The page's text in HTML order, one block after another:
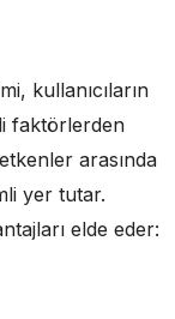
kullanıcıların
faktörlerden
arasında
yer tutar.
elde eder: